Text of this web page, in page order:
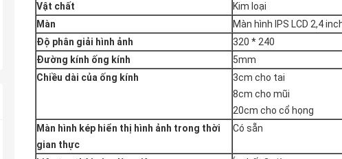
Vật chất
Kim loại
Màn
Màn hình IPS LCD 2,4
Độ phân giải hình ảnh
320 * 240
Đường kính ống kính
5mm
Chiều dài của ống kính
3cm cho tai
8cm cho mũi
20cm cho cổ họng
Màn hình kép hiển thị hình ảnh trong thời
gian thực
Có sẵn